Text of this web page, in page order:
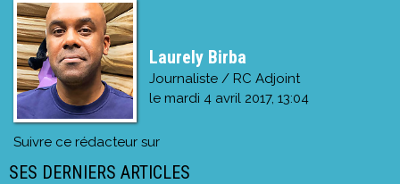
Laurely Birba
Journaliste / RC Adjoint
le mardi 4 avril 2017, 13:04
Suivre ce rédacteur sur
SES DERNIERS ARTICLES